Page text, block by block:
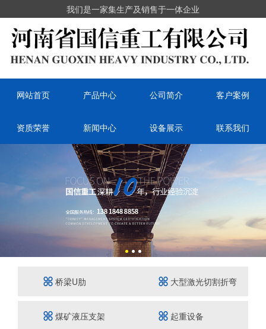
我们是一家集生产及销售于一体企业
网站首页 产品中心 公司简介 客户案例
资质荣誉 新闻中心 设备展示 联系我们
桥梁U肋 大型激光切割折弯
煤矿液压支架 起重设备